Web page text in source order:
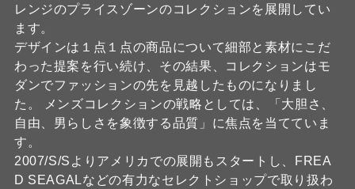
レンジのプライスゾーンのコレクションを展開してい
ます。
デザインは１点１点の商品について細部と素材にこだ
わった提案を行い続け、その結果、コレクションはモ
ダンでファッションの先を見越したものになりまし
た。 メンズコレクションの戦略としては、「大胆さ、
自由、男らしさを象徴する品質」に焦点を当てていま
す。
2007/S/Sよりアメリカでの展開もスタートし、FREA
D SEAGALなどの有力なセレクトショップで取り扱わ